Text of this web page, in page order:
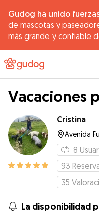
Gudog ha unido
de mascotas y
más grande y confiable
Vacaciones
Cristina
8
93
35
La disponibilidad